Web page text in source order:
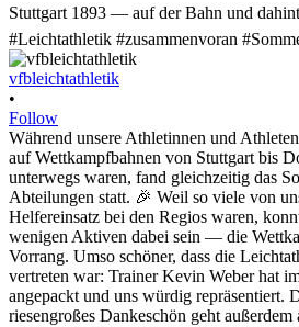
vfbleichtathletik
•
Follow
Während unsere Athletinnen und
auf Wettkampfbahnen von Stuttgart bis
unterwegs waren, fand gleichzeitig das
Abteilungen statt. 🎉 Weil so viele von
Helfereinsatz bei den Regios waren,
wenigen Aktiven dabei sein — die
Vorrang. Umso schöner, dass die
vertreten war: Trainer Kevin Weber hat
angepackt und uns würdig repräsentiert.
riesengroßes Dankeschön geht